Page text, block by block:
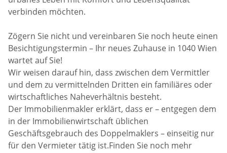
verbinden möchten.
Zögern Sie nicht und vereinbaren Sie noch heute einen
Besichtigungstermin – Ihr neues Zuhause in 1040 Wien
wartet auf Sie!
Wir weisen darauf hin, dass zwischen dem Vermittler
und dem zu vermittelnden Dritten ein familiäres oder
wirtschaftliches Naheverhältnis besteht.
Der Immobilienmakler erklärt, dass er – entgegen dem
in der Immobilienwirtschaft üblichen
Geschäftsgebrauch des Doppelmaklers – einseitig nur
für den Vermieter tätig ist.Finden Sie noch mehr